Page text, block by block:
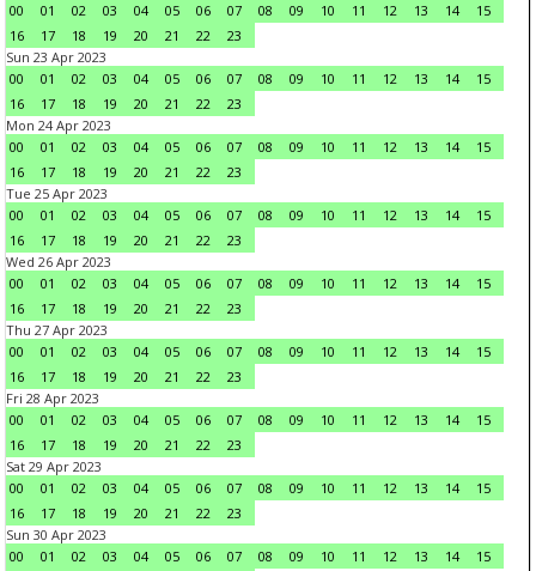
00
01 02 03 04 05 06 07 08 09 10 11 12 13 14
15
16
17 18 19 20 21 22
23
Sun 23 Apr 2023
00
01 02 03 04 05 06 07 08 09 10 11 12 13 14
15
16
17 18 19 20 21 22
23
Mon 24 Apr 2023
00
01 02 03 04 05 06 07 08 09 10 11 12 13 14
15
16
17 18 19 20 21 22
23
Tue 25 Apr 2023
00
01 02 03 04 05 06 07 08 09 10 11 12 13 14
15
16
17 18 19 20 21 22
23
Wed 26 Apr 2023
00
01 02 03 04 05 06 07 08 09 10 11 12 13 14
15
16
17 18 19 20 21 22
23
Thu 27 Apr 2023
00
01 02 03 04 05 06 07 08 09 10 11 12 13 14
15
16
17 18 19 20 21 22
23
Fri 28 Apr 2023
00
01 02 03 04 05 06 07 08 09 10 11 12 13 14
15
16
17 18 19 20 21 22
23
Sat 29 Apr 2023
00
01 02 03 04 05 06 07 08 09 10 11 12 13 14
15
16
17 18 19 20 21 22
23
Sun 30 Apr 2023
00
01 02 03 04 05 06 07 08 09 10 11 12 13 14
15